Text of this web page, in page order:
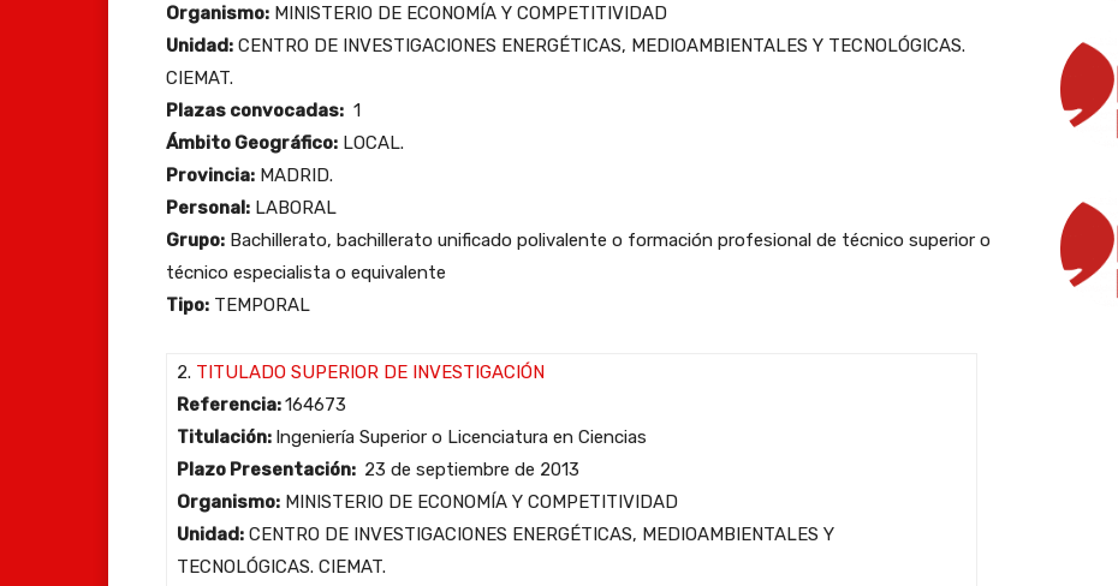
Organismo: MINISTERIO DE ECONOMÍA Y COMPETITIVIDAD
Unidad: CENTRO DE INVESTIGACIONES ENERGÉTICAS, MEDIOAMBIENTALES Y TECNOLÓGICAS.
CIEMAT.
Plazas convocadas: 1
Ámbito Geográfico: LOCAL.
Provincia: MADRID.
Personal: LABORAL
Grupo: Bachillerato, bachillerato unificado polivalente o formación profesional de técnico superior o
técnico especialista o equivalente
Tipo: TEMPORAL
2. TITULADO SUPERIOR DE INVESTIGACIÓN
Referencia:164673
Titulación: Ingeniería Superior o Licenciatura en Ciencias
Plazo Presentación: 23 de septiembre de 2013
Organismo: MINISTERIO DE ECONOMÍA Y COMPETITIVIDAD
Unidad: CENTRO DE INVESTIGACIONES ENERGÉTICAS, MEDIOAMBIENTALES Y
TECNOLÓGICAS. CIEMAT.